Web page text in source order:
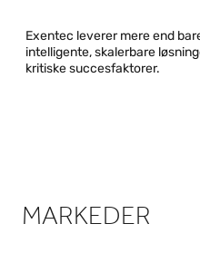
Exentec leverer mere end
intelligente, skalerbare
kritiske succesfaktorer.
MARKEDER